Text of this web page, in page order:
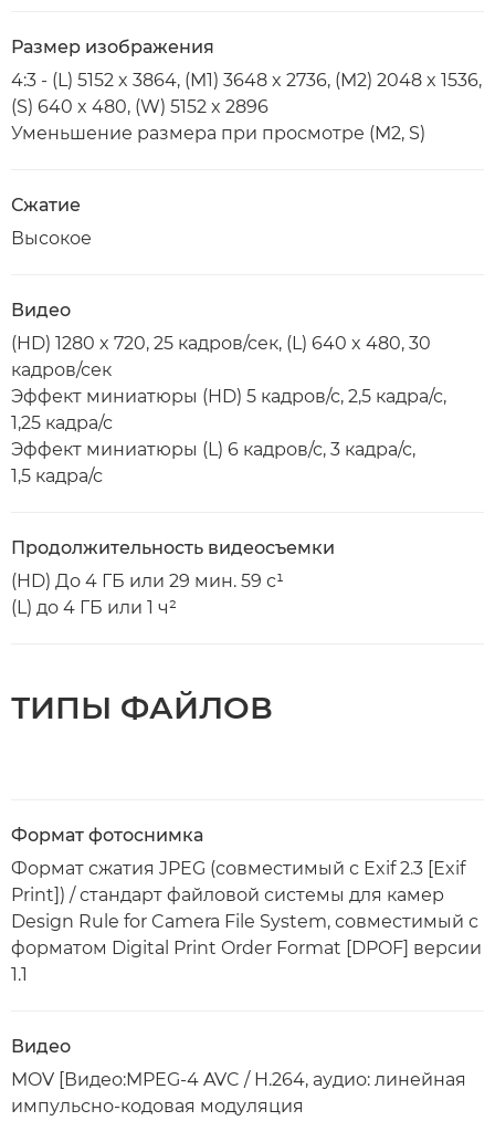
Размер изображения
4:3 - (L) 5152 x 3864, (M1) 3648 x 2736, (M2) 2048 x 1536,
(S) 640 x 480, (W) 5152 x 2896
Уменьшение размера при просмотре (M2, S)
Сжатие
Высокое
Видео
(HD) 1280 x 720, 25 кадров/сек, (L) 640 x 480, 30
кадров/сек
Эффект миниатюры (HD) 5 кадров/с, 2,5 кадра/с,
1,25 кадра/с
Эффект миниатюры (L) 6 кадров/с, 3 кадра/с,
1,5 кадра/с
Продолжительность видеосъемки
(HD) До 4 ГБ или 29 мин. 59 с¹
(L) до 4 ГБ или 1 ч²
ТИПЫ ФАЙЛОВ
Формат фотоснимка
Формат сжатия JPEG (совместимый с Exif 2.3 [Exif
Print]) / стандарт файловой системы для камер
Design Rule for Camera File System, совместимый с
форматом Digital Print Order Format [DPOF] версии
1.1
Видео
MOV [Видео:MPEG-4 AVC / H.264, аудио: линейная
импульсно-кодовая модуляция